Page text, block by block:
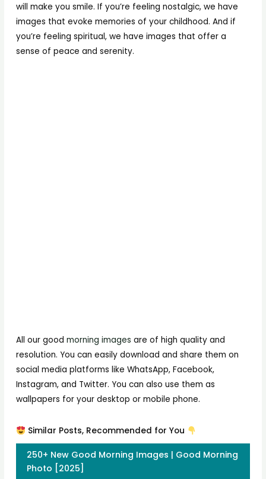
will make you smile. If you’re feeling nostalgic, we have
images that evoke memories of your childhood. And if
you’re feeling spiritual, we have images that offer a
sense of peace and serenity.
All our goodmorning images are of high quality and
resolution. You can easily download and share them on
social media platforms like WhatsApp, Facebook,
Instagram, and Twitter. You can also use them as
wallpapers for your desktop or mobile phone.
Similar Posts, Recommended for You
250+ New Good Morning Images | Good Morning
Photo [2025]